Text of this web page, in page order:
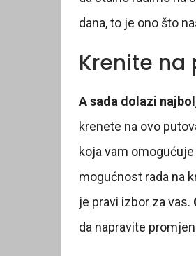
dana, to je ono što
Krenite na
A sada dolazi
krenete na ovo
koja vam
mogućnost rada na
je pravi izbor za vas.
da napravite